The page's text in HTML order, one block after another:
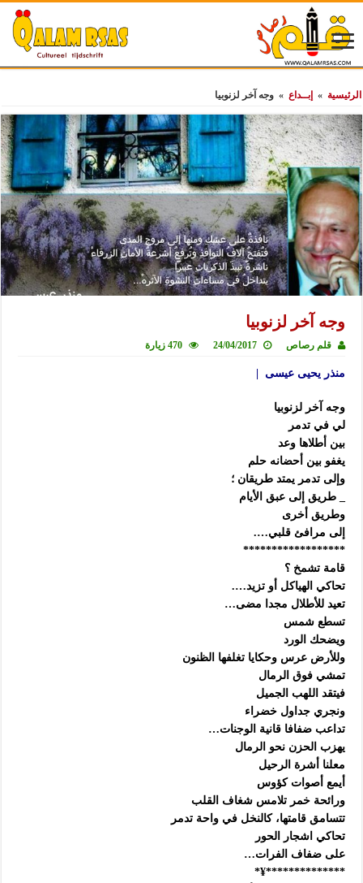
الرئيسية » إبــداع » وجه آخر لزنوبيا
وجه آخر لزنوبيا
قلم رصاص 24/04/2017 470 زيارة
منذر يحيى عيسى |
وجه آخر لزنوبيا
لي في تدمر
بين أطلاها وعد
يغفو بين أحضانه حلم
وإلى تدمر يمتد طريقان ؛
_ طريق إلى عبق الأيام
وطريق أخرى
إلى مرافئ قلبي….
******************
قامة تشمخ ؟
تحاكي الهياكل أو تزيد….
تعيد للأطلال مجدا مضى…
تسطع شمس
ويضحك الورد
وللأرض عرس وحكايا تغلفها الظنون
تمشي فوق الرمال
فيتقد اللهب الجميل
ونجري جداول خضراء
تداعب ضفافا قانية الوجنات…
يهزب الحزن نحو الرمال
معلنا أشرة الرحيل
أيمع أصوات كؤوس
ورائحة خمر تلامس شغاف القلب
تتسامق قامتها، كالنخل في واحة تدمر
تحاكي اشجار الحور
على ضفاف الفرات…
**************¥*